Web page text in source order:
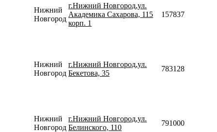
Нижний
Новгород
г.Нижний Новгород,ул.
Академика Сахарова, 115
корп. 1
157837087022
Нижний
Новгород
г.Нижний Новгород,ул.
Бекетова, 35
78312809753
Нижний
Новгород
г.Нижний Новгород,ул.
Белинского, 110
79100061440